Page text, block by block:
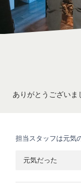
ありがとうございま
担当スタッフは元気
元気だった